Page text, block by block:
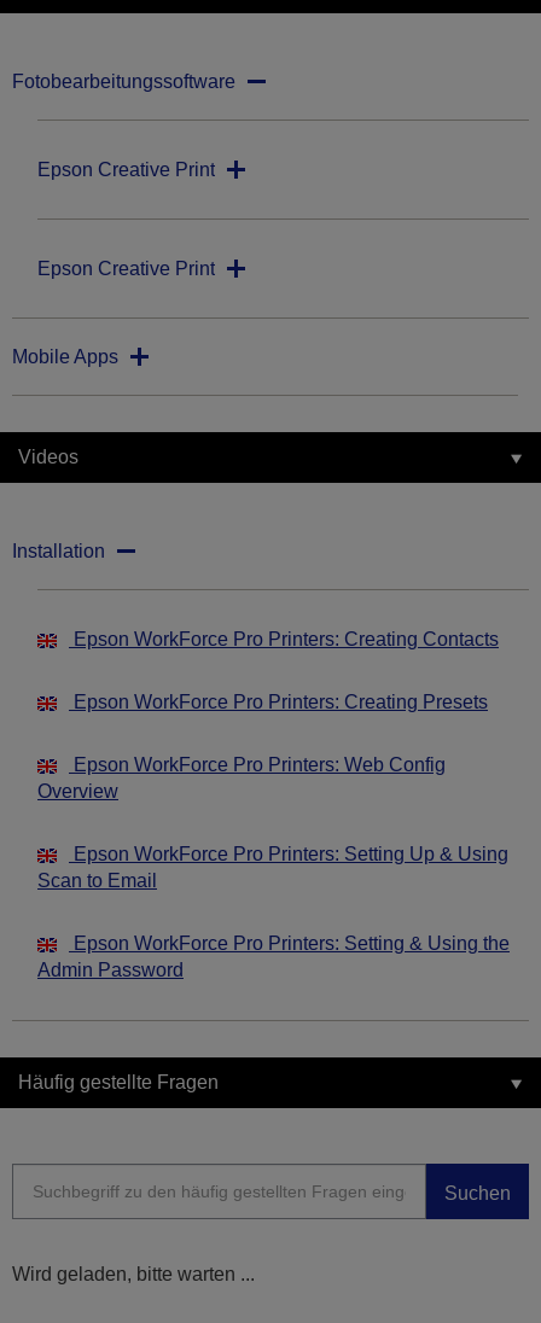
Fotobearbeitungssoftware
Epson Creative Print
Epson Creative Print
Mobile Apps
Videos
Installation
Epson WorkForce Pro Printers: Creating Contacts
Epson WorkForce Pro Printers: Creating Presets
Epson WorkForce Pro Printers: Web Config
Overview
Epson WorkForce Pro Printers: Setting Up & Using
Scan to Email
Epson WorkForce Pro Printers: Setting & Using the
Admin Password
Häufig gestellte Fragen
Suchen
Wird geladen, bitte warten ...